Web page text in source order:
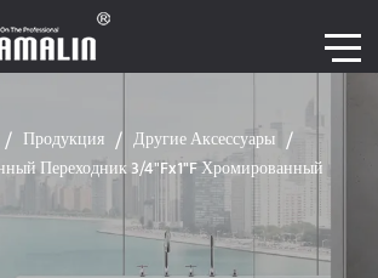
/ Продукция / Другие Аксессуары /
Переходник 3/4"Fx1"F Хромированный